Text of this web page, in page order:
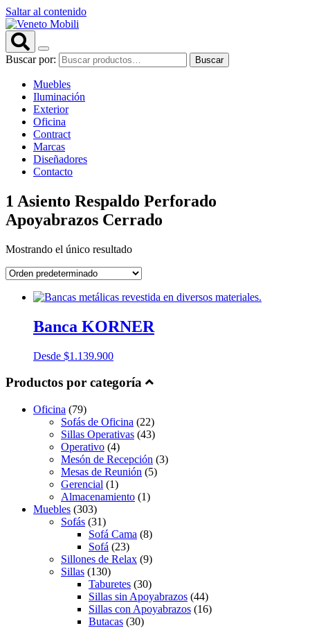
Saltar al contenido
Buscar por: Buscar
Muebles
Iluminación
Exterior
Oficina
Contract
Marcas
Diseñadores
Contacto
1 Asiento Respaldo Perforado
Apoyabrazos Cerrado
Mostrando el único resultado
Banca KORNER
Desde $1.139.900
Productos por categoría
Oficina (79)
Sofás de Oficina (22)
Sillas Operativas (43)
Operativo (4)
Mesón de Recepción (3)
Mesas de Reunión (5)
Gerencial (1)
Almacenamiento (1)
Muebles (303)
Sofás (31)
Sofá Cama (8)
Sofá (23)
Sillones de Relax (9)
Sillas (130)
Taburetes (30)
Sillas sin Apoyabrazos (44)
Sillas con Apoyabrazos (16)
Butacas (30)